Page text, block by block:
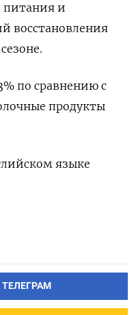
питания и
восстановления
по сравнению с
продукты
языке